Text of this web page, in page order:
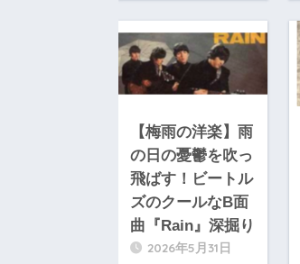
【梅雨の洋楽】雨
の日の憂鬱を吹っ
飛ばす！ビートル
ズのクールなB面
曲『Rain』深掘り
2026年5月31日